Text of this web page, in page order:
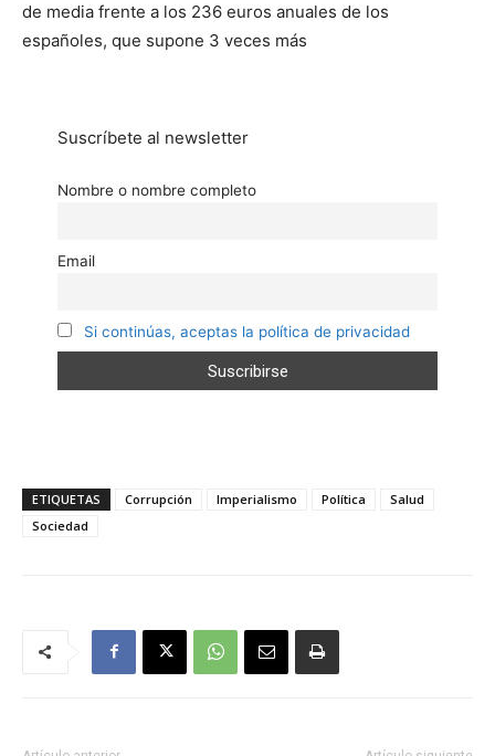
de media frente a los 236 euros anuales de los
españoles, que supone 3 veces más
Suscríbete al newsletter
Nombre o nombre completo
Email
Si continúas, aceptas la política de privacidad
ETIQUETAS Corrupción Imperialismo Política
Salud
Sociedad